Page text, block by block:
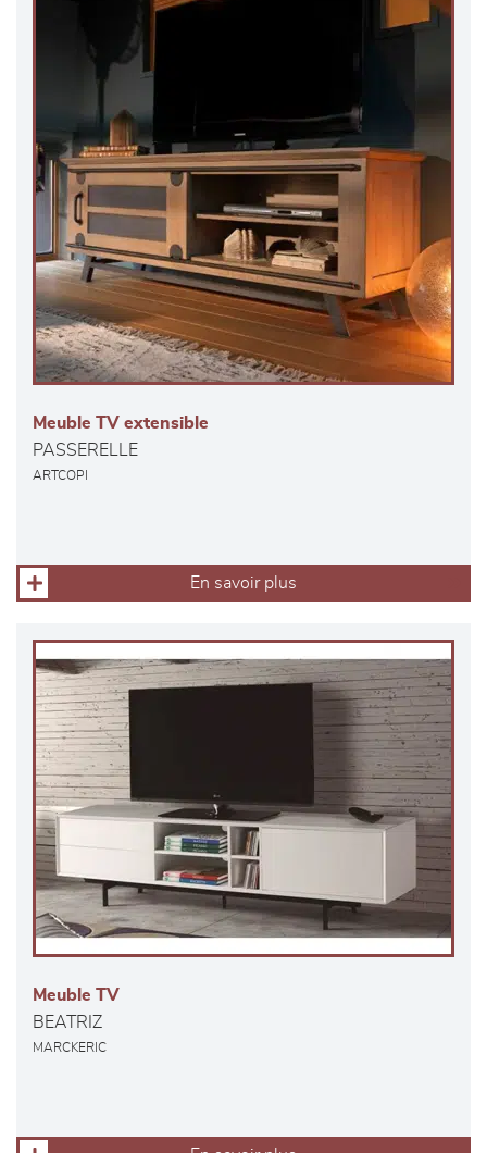
Meuble TV extensible
PASSERELLE
ARTCOPI
En savoir plus
Meuble TV
BEATRIZ
MARCKERIC